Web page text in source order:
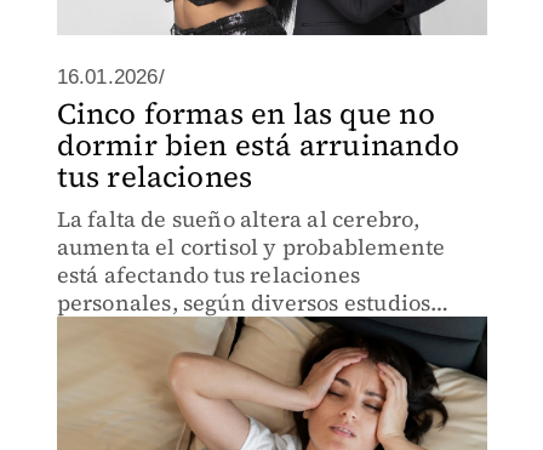
16.01.2026/
Cinco formas en las que no
dormir bien está arruinando
tus relaciones
La falta de sueño altera al cerebro,
aumenta el cortisol y probablemente
está afectando tus relaciones
personales, según diversos estudios